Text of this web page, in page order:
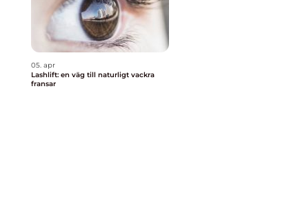
05. apr
Lashlift: en väg till naturligt vackra
fransar